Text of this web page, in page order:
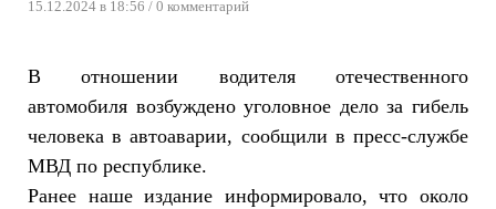
15.12.2024 в 18:56 / 0 комментарий
В отношении водителя отечественного
автомобиля возбуждено уголовное дело за гибель
человека в автоаварии, сообщили в пресс-службе
МВД по республике.
Ранее наше издание информировало, что около